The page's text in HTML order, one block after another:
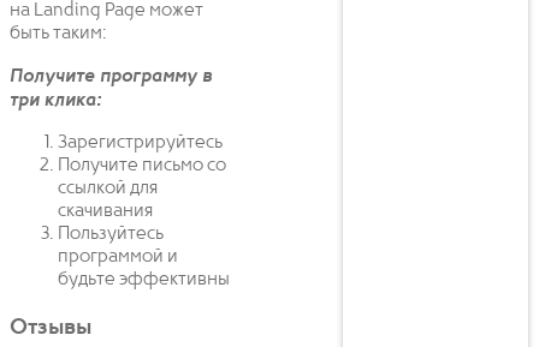
на Landing Page может
быть таким:
Получите программу в
три клика:
Зарегистрируйтесь
Получите письмо со
ссылкой для
скачивания
Пользуйтесь
программой и
будьте эффективны
Отзывы